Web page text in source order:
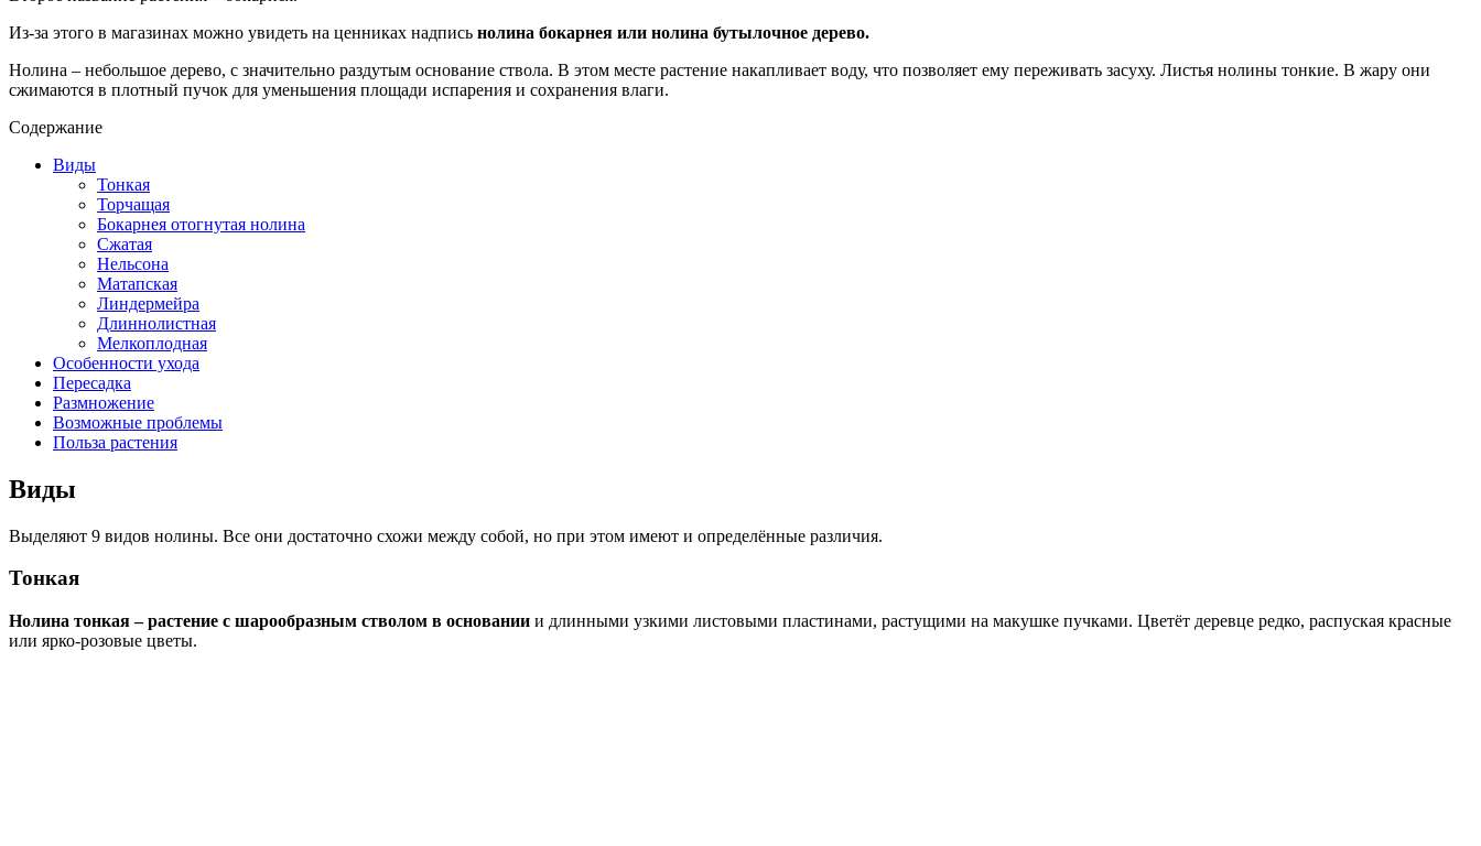
Из-за этого в магазинах можно увидеть на ценниках надпись нолина бокарнея или нолина бутылочное дерево.
Нолина – небольшое дерево, с значительно раздутым основание ствола. В этом месте растение накапливает воду, что позволяет ему переживать засуху. Листья нолины тонкие. В жару они
сжимаются в плотный пучок для уменьшения площади испарения и сохранения влаги.
Содержание
Виды
Тонкая
Торчащая
Бокарнея отогнутая нолина
Сжатая
Нельсона
Матапская
Линдермейра
Длиннолистная
Мелкоплодная
Особенности ухода
Пересадка
Размножение
Возможные проблемы
Польза растения
Виды
Выделяют 9 видов нолины. Все они достаточно схожи между собой, но при этом имеют и определённые различия.
Тонкая
Нолина тонкая – растение с шарообразным стволом в основании и длинными узкими листовыми пластинами, растущими на макушке пучками. Цветёт деревце редко, распуская красные
или ярко-розовые цветы.